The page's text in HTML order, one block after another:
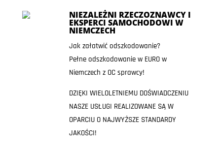
NIEZALEŻNI RZECZOZNAWCY I
EKSPERCI SAMOCHODOWI W
NIEMCZECH
Jak załatwić odszkodowanie?
Pełne odszkodowanie w EURO w
Niemczech z OC sprawcy!
DZIĘKI WIELOLETNIEMU DOŚWIADCZENIU
NASZE USŁUGI REALIZOWANE SĄ W
OPARCIU O NAJWYŻSZE STANDARDY
JAKOŚCI!